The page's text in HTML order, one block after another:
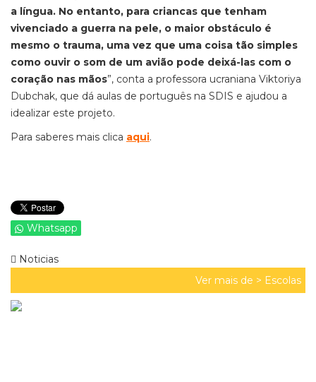
a língua. No entanto, para criancas que tenham
vivenciado a guerra na pele, o maior obstáculo é
mesmo o trauma, uma vez que uma coisa tão simples
como ouvir o som de um avião pode deixá-las com o
coração nas mãos”, conta a professora ucraniana Viktoriya
Dubchak, que dá aulas de português na SDIS e ajudou a
idealizar este projeto.
Para saberes mais clica aqui.
Whatsapp
Noticias
Ver mais de > Escolas